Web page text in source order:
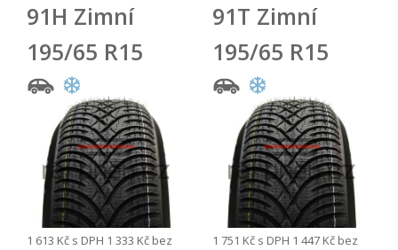
91H Zimní
195/65 R15
1 613 Kč s DPH 1 333 Kč bez
91T Zimní
195/65 R15
1 751 Kč s DPH 1 447 Kč bez